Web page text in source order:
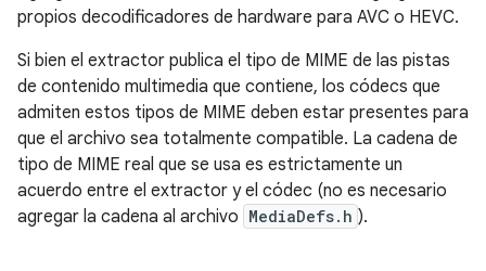
propios decodificadores de hardware para AVC o HEVC.
Si bien el extractor publica el tipo de MIME de las pistas
de contenido multimedia que contiene, los códecs que
admiten estos tipos de MIME deben estar presentes para
que el archivo sea totalmente compatible. La cadena de
tipo de MIME real que se usa es estrictamente un
acuerdo entre el extractor y el códec (no es necesario
agregar la cadena al archivo MediaDefs.h ).